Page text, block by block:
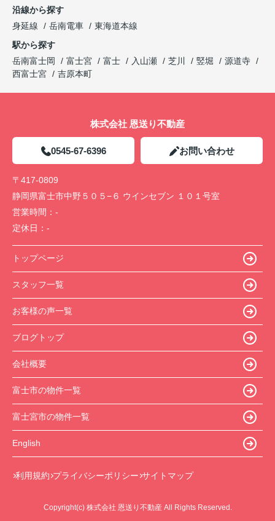
沿線から探す
身延線
岳南電車
東海道本線
駅から探す
岳南富士岡
富士宮 富士 入山瀬 芝川 竪堀
源道寺
西富士宮
吉原本町
株式会社 恩送り不動産
0545-67-6396 お問い合わせ
〒417-0809
静岡県富士市中野５０５−６ ウインセブン １０１号室
営業時間： -
定休日： -
トップページ
スタッフ一覧
お客様の声一覧
ブログトップ
会社概要
富士市の物件一覧
富士宮市の物件一覧
English
利用規約 プライバシーポリシー サイトマップ
Copyright(c) 株式会社 恩送り不動産 All Rights Reserved.